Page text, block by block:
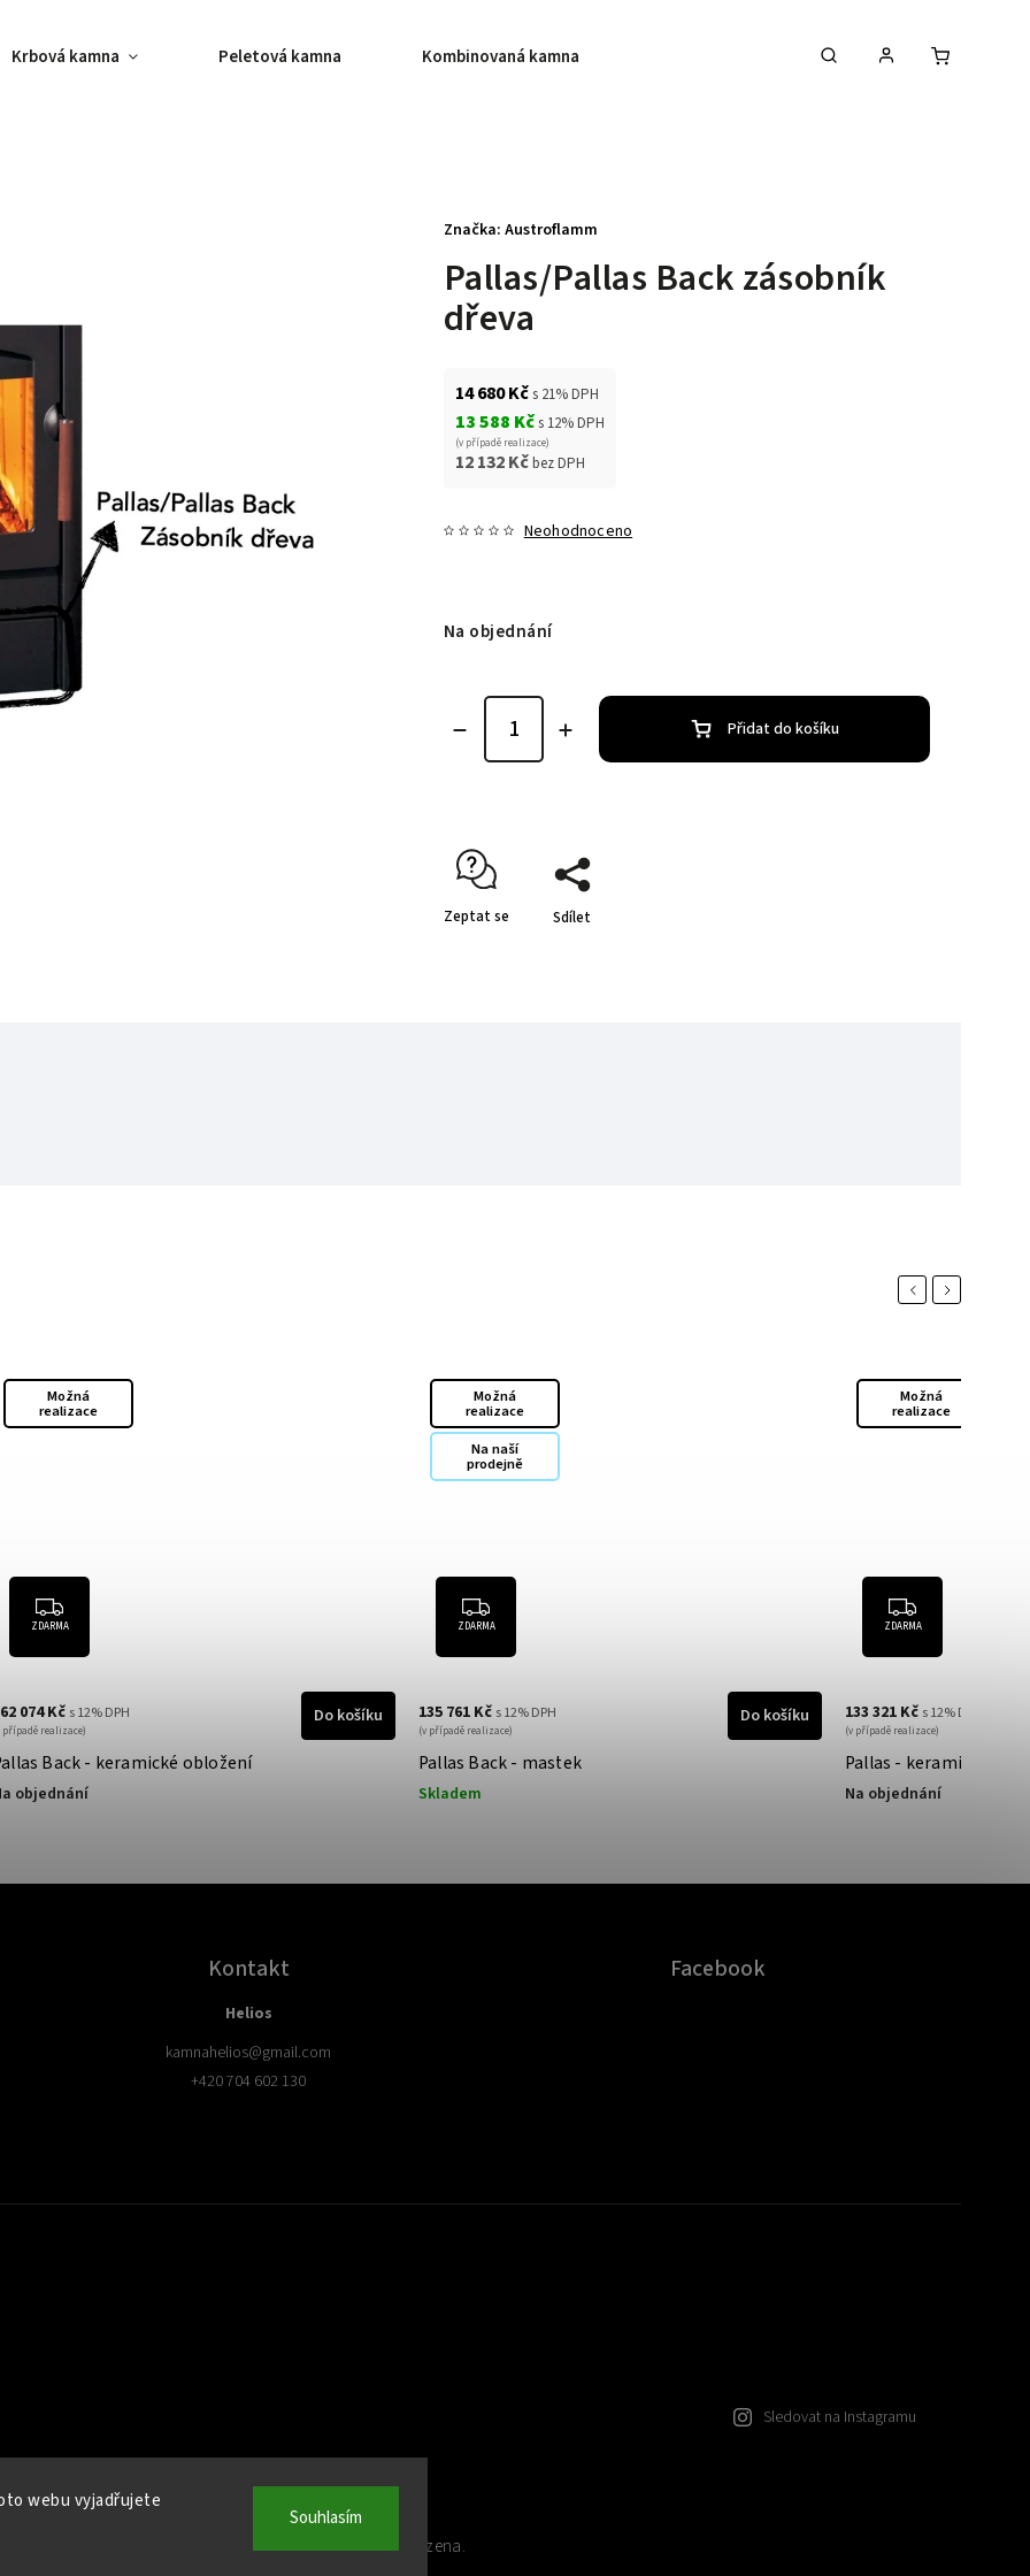
webu vyjadřujete
Souhlasím
Krbová kamna Peletová kamna Kombinovaná kamna Akce na krbová kamna
Pallas/Pallas Back zásobník
dřeva
14 680 Kčs 21% DPH
13 588 Kčs 12% DPH
(v případě realizace)
12 132 Kčbez DPH
Neohodnoceno
Značka: Austroflamm
Na objednání
Přidat do košíku
Zeptat se Sdílet
Previous
Možná
realizace
ZDARMA
Back - keramické obložení
objednání
074 Kč s 12% DPH
případě realizace)
Do košíku
Možná
realizace
Na naší
prodejně
ZDARMA
Pallas Back - mastek
Skladem
135 761 Kč s 12% DPH
(v případě realizace)
Do košíku
Možná
realizace
ZDARMA
Pallas - keramické
Na objednání
133 321 Kč s 12% DPH
(v případě realizace)
Next
Kontakt
Helios
kamnahelios@gmail.com
+420 704 602 130
Facebook
Sledovat na Instagramu
Kamna Helios. Všechna práva vyhrazena.